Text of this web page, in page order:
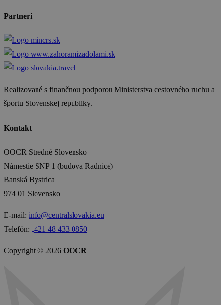
Partneri
Realizované s finančnou podporou Ministerstva cestovného ruchu a
športu Slovenskej republiky.
Kontakt
OOCR Stredné Slovensko
Námestie SNP 1 (budova Radnice)
Banská Bystrica
974 01 Slovensko
E-mail: info@centralslovakia.eu
Telefón: ₊421 48 433 0850
Copyright © 2026 OOCR